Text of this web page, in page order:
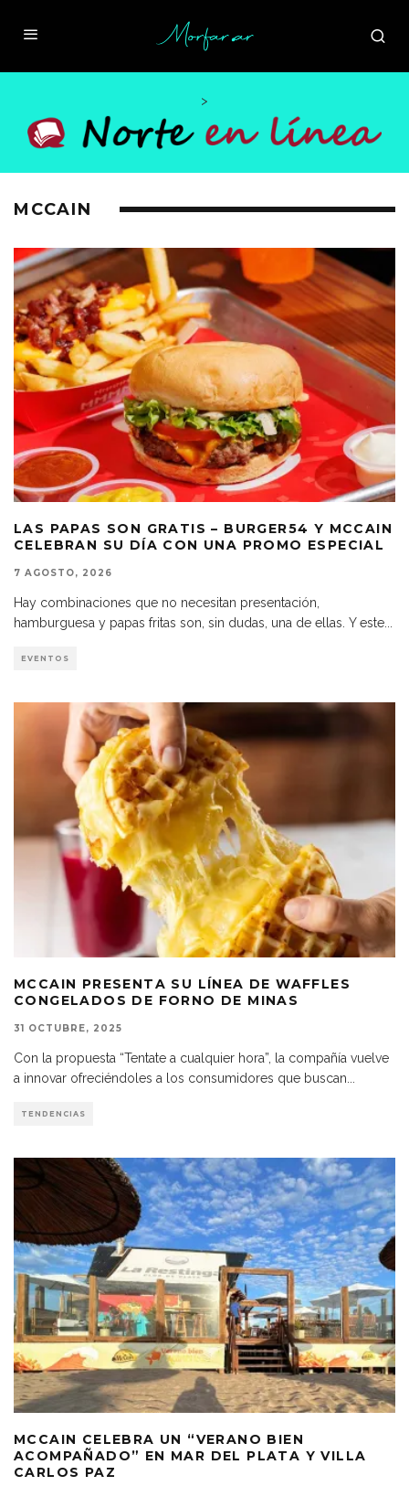
>
MCCAIN
LAS PAPAS SON GRATIS – BURGER54 Y MCCAIN
CELEBRAN SU DÍA CON UNA PROMO ESPECIAL
7 AGOSTO, 2026
Hay combinaciones que no necesitan presentación,
hamburguesa y papas fritas son, sin dudas, una de ellas. Y este...
EVENTOS
MCCAIN PRESENTA SU LÍNEA DE WAFFLES
CONGELADOS DE FORNO DE MINAS
31 OCTUBRE, 2025
Con la propuesta “Tentate a cualquier hora”, la compañía vuelve
a innovar ofreciéndoles a los consumidores que buscan
TENDENCIAS
MCCAIN CELEBRA UN “VERANO BIEN
ACOMPAÑADO” EN MAR DEL PLATA Y VILLA
CARLOS PAZ